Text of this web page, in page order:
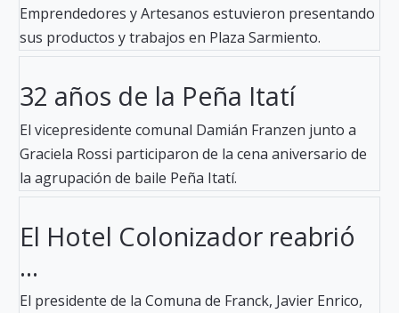
Emprendedores y Artesanos estuvieron presentando
sus productos y trabajos en Plaza Sarmiento.
32 años de la Peña Itatí
El vicepresidente comunal Damián Franzen junto a
Graciela Rossi participaron de la cena aniversario de
la agrupación de baile Peña Itatí.
El Hotel Colonizador reabrió
...
El presidente de la Comuna de Franck, Javier Enrico,